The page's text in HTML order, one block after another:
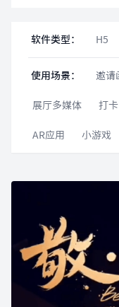
软件类型： H5
使用场景： 邀请
展厅多媒体 打卡
AR应用 小游戏